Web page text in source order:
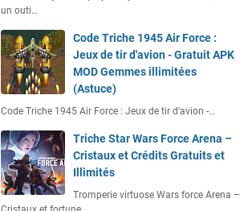
un outi…
Code Triche 1945 Air Force :
Jeux de tir d'avion - Gratuit APK
MOD Gemmes illimitées
(Astuce)
Code Triche 1945 Air Force : Jeux de tir d'avion -…
Triche Star Wars Force Arena –
Cristaux et Crédits Gratuits et
Illimités
Tromperie virtuose Wars force Arena –